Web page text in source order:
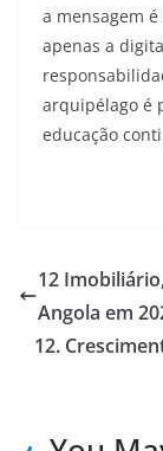
a mensagem
apenas a
arquipélago é
educação
12
Angola em
12.